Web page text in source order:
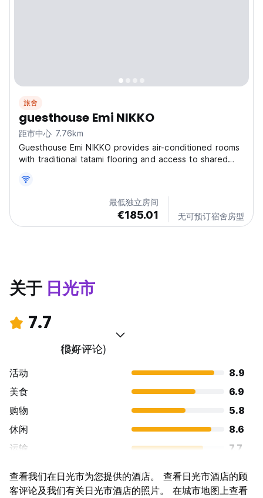
旅舍
guesthouse Emi NIKKO
距市中心 7.76km
Guesthouse Emi NIKKO provides air-conditioned rooms
with traditional tatami flooring and access to shared
private check-in and check-out, making arrival and
departure hassle-free. The property features a
最低独立房间
€185.01 无可预订宿舍房型
关于 日光市
7.7
很好
(34 评论)
活动
8.9
美食
6.9
购物
5.8
休闲
8.6
运输
7.7
文化
9.4
查看我们在日光市为您提供的酒店。 查看日光市酒店的顾
客评论及我们有关日光市酒店的照片。 在城市地图上查看